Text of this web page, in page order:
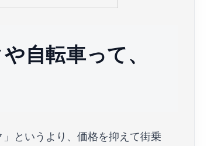
自転車って、
というより、価格を抑えて街乗